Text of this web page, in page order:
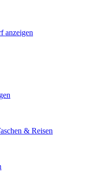
anzeigen
& Reisen